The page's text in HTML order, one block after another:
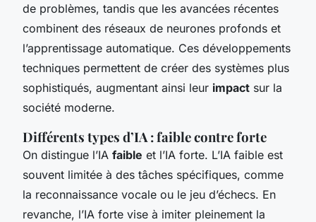
de problèmes, tandis que les avancées récentes
combinent des réseaux de neurones profonds et
l’apprentissage automatique. Ces développements
techniques permettent de créer des systèmes plus
sophistiqués, augmentant ainsi leur impact sur la
société moderne.
Différents types d’IA : faible contre forte
On distingue l’IA faible et l’IA forte. L’IA faible est
souvent limitée à des tâches spécifiques, comme
la reconnaissance vocale ou le jeu d’échecs. En
revanche, l’IA forte vise à imiter pleinement la